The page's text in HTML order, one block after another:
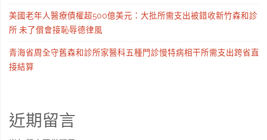
美國老年人醫療債權超500億美元：大批所需支出被錯收新竹森和診
所 未了償會接恥辱德律風
青海省周全守舊森和診所家醫科五種門診慢特病相干所需支出跨省直
接結算
近期留言